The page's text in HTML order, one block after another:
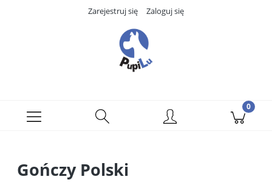
Zarejestruj się Zaloguj się
Gończy Polski